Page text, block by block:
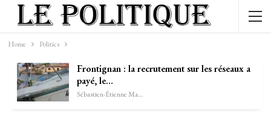
Home Politics
Frontignan : la recrutement sur les réseaux a
payé, le…
Sébastien-Étienne Marechal